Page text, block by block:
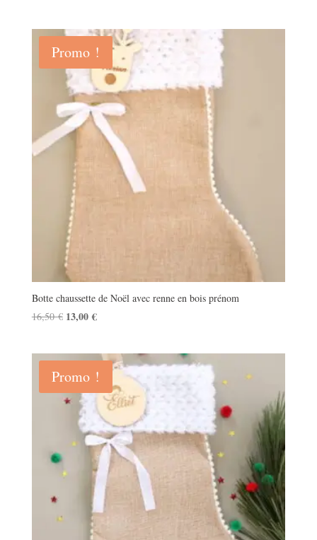
était :
16,50 €.
est :
13,00 €.
Promo !
Botte chaussette de Noël avec renne en bois prénom
16,50€ Le
était :
16,50 €.
13,00€Le
est :
13,00 €.
Promo !